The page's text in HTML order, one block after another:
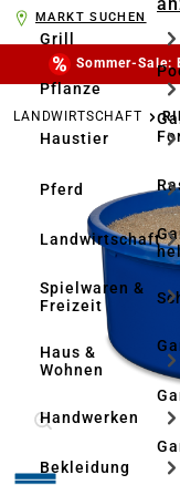
Grill
Pflanze
Haustier
Pferd
Landwirtschaft
Spielwaren &
Freizeit
Haus &
Wohnen
Handwerken
Bekleidung
MARKT SUCHEN
Sommer-Sale:
LANDWIRTSCHAFT
Bildergalerie